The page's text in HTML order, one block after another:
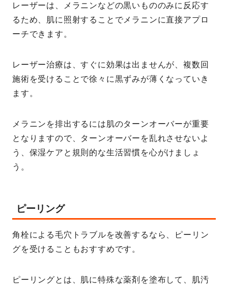
レーザーは、メラニンなどの黒いもののみに反応す
るため、肌に照射することでメラニンに直接アプロ
ーチできます。
レーザー治療は、すぐに効果は出ませんが、複数回
施術を受けることで徐々に黒ずみが薄くなっていき
ます。
メラニンを排出するには肌のターンオーバーが重要
となりますので、ターンオーバーを乱れさせないよ
う、保湿ケアと規則的な生活習慣を心がけましょ
う。
ピーリング
角栓による毛穴トラブルを改善するなら、ピーリン
グを受けることもおすすめです。
ピーリングとは、肌に特殊な薬剤を塗布して、肌汚